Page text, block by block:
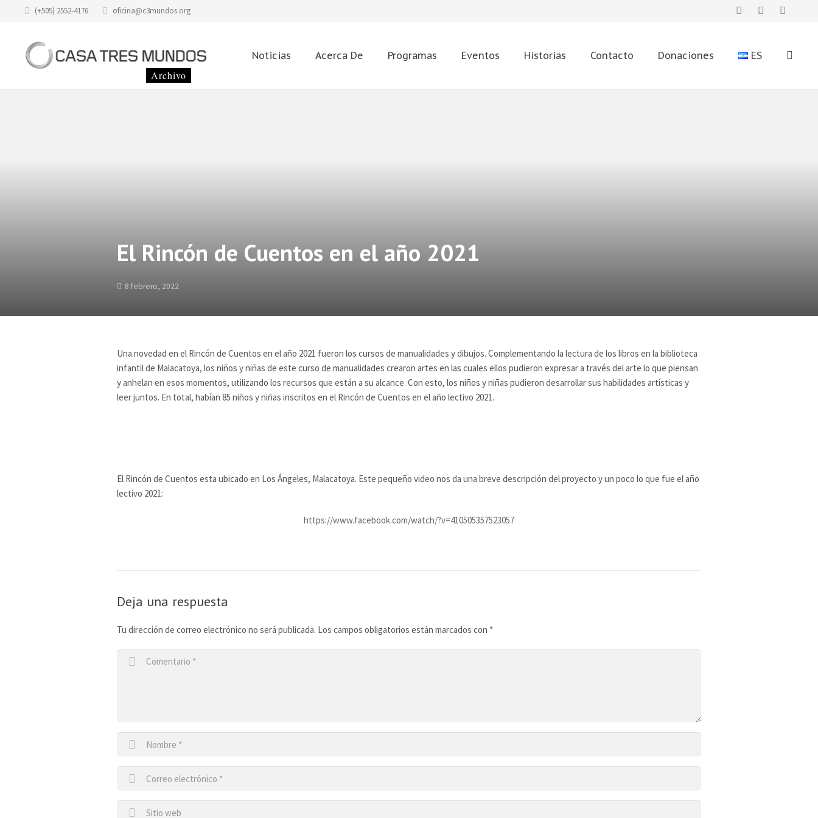
(+505) 2552-4176 oficina@c3mundos.org
Noticias Acerca De Programas Eventos Historias Contacto Donaciones ES
El Rincón de Cuentos en el año 2021
8 febrero, 2022
Una novedad en el Rincón de Cuentos en el año 2021 fueron los cursos de manualidades y dibujos. Complementando la lectura de los libros en la biblioteca
infantil de Malacatoya, los niños y niñas de este curso de manualidades crearon artes en las cuales ellos pudieron expresar a través del arte lo que piensan
y anhelan en esos momentos, utilizando los recursos que están a su alcance. Con esto, los niños y niñas pudieron desarrollar sus habilidades artísticas y
leer juntos. En total, habían 85 niños y niñas inscritos en el Rincón de Cuentos en el año lectivo 2021.
El Rincón de Cuentos esta ubicado en Los Ángeles, Malacatoya. Este pequeño video nos da una breve descripción del proyecto y un poco lo que fue el año
lectivo 2021:
https://www.facebook.com/watch/?v=410505357523057
Deja una respuesta
Tu dirección de correo electrónico no será publicada. Los campos obligatorios están marcados con *